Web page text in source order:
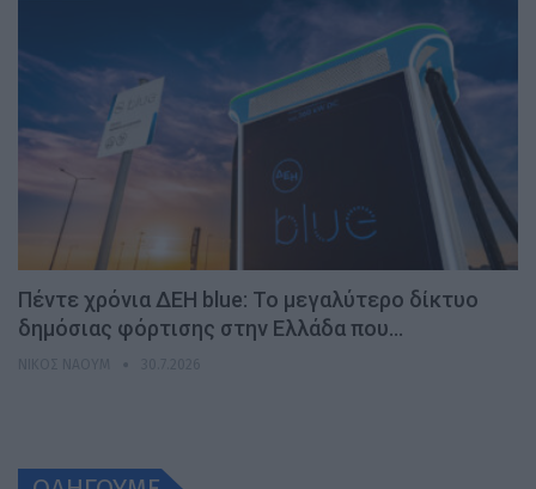
Πέντε χρόνια ΔΕΗ blue: Το μεγαλύτερο δίκτυο
δημόσιας φόρτισης στην Ελλάδα που…